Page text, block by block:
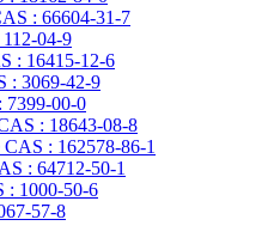
: 66604-31-7
04-9
: 16415-12-6
: 3069-42-9
7399-00-0
: 18643-08-8
: 162578-86-1
: 64712-50-1
: 1000-50-6
57-8